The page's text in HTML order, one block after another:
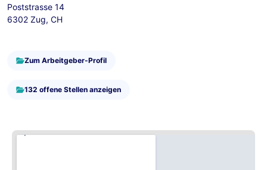
Poststrasse 14
6302 Zug, CH
Zum Arbeitgeber-Profil
132 offene Stellen anzeigen